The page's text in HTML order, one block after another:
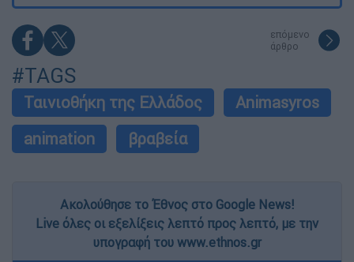
επόμενο
άρθρο
#TAGS
Ταινιοθήκη της Ελλάδος
Animasyros
animation
βραβεία
Ακολούθησε το Έθνος στο Google News!
Live όλες οι εξελίξεις λεπτό προς λεπτό, με την
υπογραφή του www.ethnos.gr